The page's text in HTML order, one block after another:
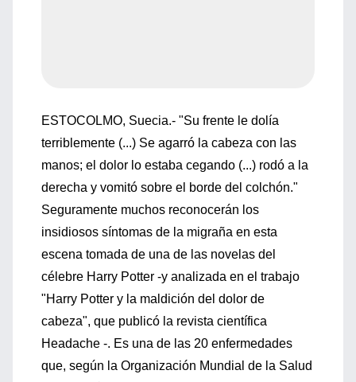
ESTOCOLMO, Suecia.- "Su frente le dolía
terriblemente (...) Se agarró la cabeza con las
manos; el dolor lo estaba cegando (...) rodó a la
derecha y vomitó sobre el borde del colchón."
Seguramente muchos reconocerán los
insidiosos síntomas de la migraña en esta
escena tomada de una de las novelas del
célebre Harry Potter -y analizada en el trabajo
"Harry Potter y la maldición del dolor de
cabeza", que publicó la revista científica
Headache -. Es una de las 20 enfermedades
que, según la Organización Mundial de la Salud